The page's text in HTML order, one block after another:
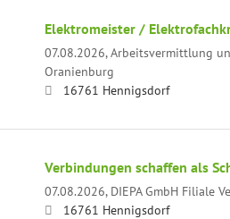
Elektromeister /
07.08.2026,Arbeitsvermittlung
Oranienburg
16761 Hennigsdorf
Verbindungen schaffen als
07.08.2026, DIEPA GmbH Filiale
16761 Hennigsdorf